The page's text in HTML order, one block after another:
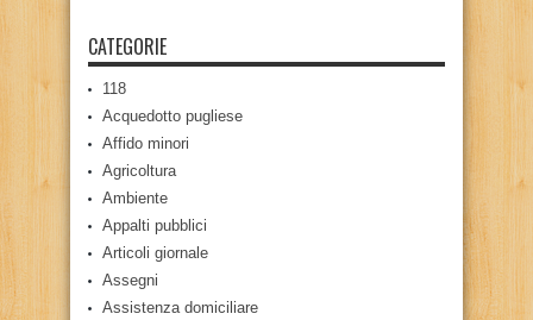
CATEGORIE
118
Acquedotto pugliese
Affido minori
Agricoltura
Ambiente
Appalti pubblici
Articoli giornale
Assegni
Assistenza domiciliare